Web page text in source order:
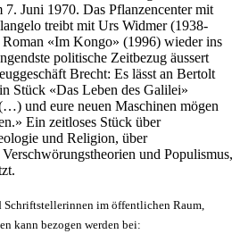
7. Juni 1970. Das Pflanzencenter mit
treibt mit Urs Widmer (1938-
Roman «Im Kongo» (1996) wieder ins
politische Zeitbezug äussert
Brecht: Es lässt an Bertolt
Stück «Das Leben des Galilei»
und eure neuen Maschinen mögen
Ein zeitloses Stück über
und Religion, über
und Populismus,
Schriftstellerinnen im öffentlichen Raum,
kann bezogen werden bei: